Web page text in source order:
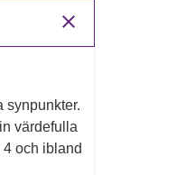
synpunkter.
värdefulla
och ibland